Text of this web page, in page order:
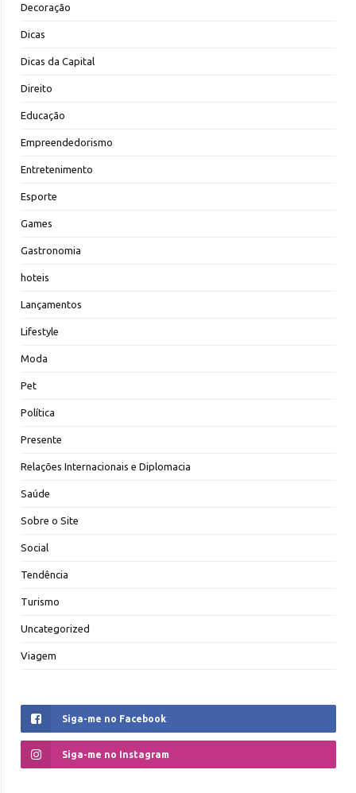
Decoração
Dicas
Dicas da Capital
Direito
Educação
Empreendedorismo
Entretenimento
Esporte
Games
Gastronomia
hoteis
Lançamentos
Lifestyle
Moda
Pet
Política
Presente
Relações Internacionais e Diplomacia
Saúde
Sobre o Site
Social
Tendência
Turismo
Uncategorized
Viagem
Siga-me no Facebook
Siga-me no Instagram